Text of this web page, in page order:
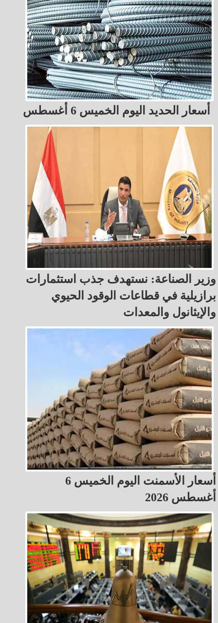
أسعار الحديد اليوم الخميس 6 أغسطس
وزير الصناعة: نستهدف جذب استثمارات
برازيلية في قطاعات الوقود الحيوي
والإيثانول والمعدات
أسعار الأسمنت اليوم الخميس 6
أغسطس 2026